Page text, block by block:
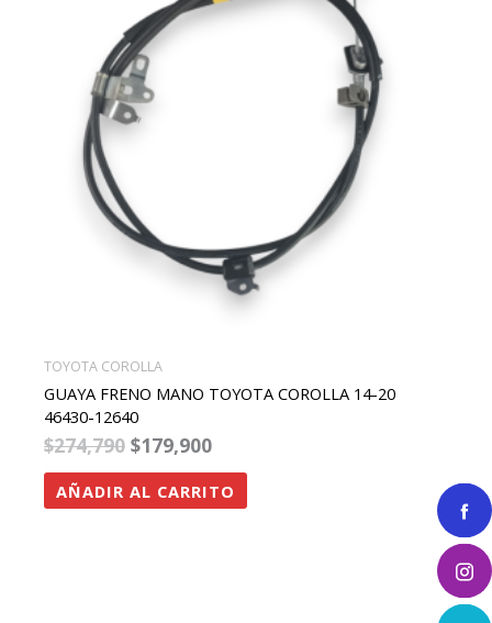
TOYOTA COROLLA
GUAYA FRENO MANO TOYOTA COROLLA 14-20
46430-12640
$274,790 $179,900
AÑADIR AL CARRITO